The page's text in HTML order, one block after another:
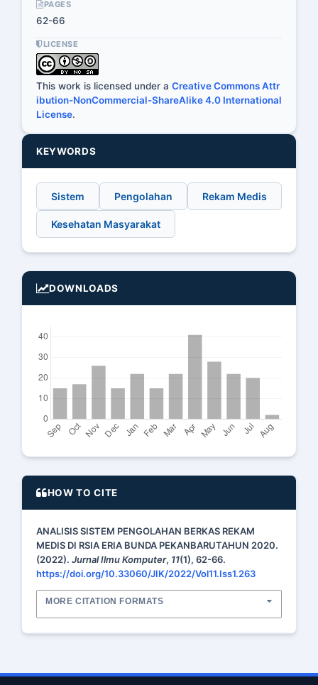
PAGES
62-66
LICENSE
This work is licensed under a Creative Commons Attr
ibution-NonCommercial-ShareAlike 4.0 International
License.
KEYWORDS
Sistem Pengolahan Rekam Medis
Kesehatan Masyarakat
DOWNLOADS
HOW TO CITE
ANALISIS SISTEM PENGOLAHAN BERKAS REKAM
MEDIS DI RSIA ERIA BUNDA PEKANBARUTAHUN 2020.
(2022). Jurnal Ilmu Komputer, 11(1), 62-66.
https://doi.org/10.33060/JIK/2022/Vol11.Iss1.263
MORE CITATION FORMATS